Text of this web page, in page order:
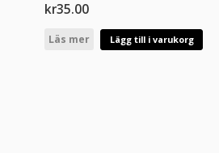
kr35.00
Läs mer Lägg till i varukorg